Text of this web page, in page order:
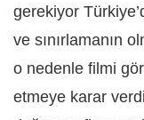
gerekiyor
ve sınırlamanın
o nedenle filmi
etmeye karar